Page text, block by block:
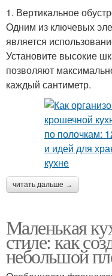
1. Вертикальное
Одним из ключевых
является
Установите высокие
позволяют
каждый сантиметр.
читать дальше →
Маленькая
стиле: как
небольшой